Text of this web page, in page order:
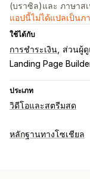
(บราซิล)และ ภาษาส
แอปนี้ไม่ได้แปลเป็นภ
ใช้ได้กับ
การชำระเงิน ส่วนผู้
Landing Page
ประเภท
วิดีโอและสตรีมสด
การจัดการวิดีโอ
หลักฐานทางโซเชียล